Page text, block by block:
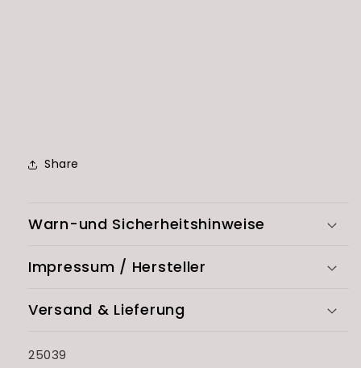
Share
Warn-und Sicherheitshinweise
Impressum / Hersteller
Versand & Lieferung
SKU:
25039